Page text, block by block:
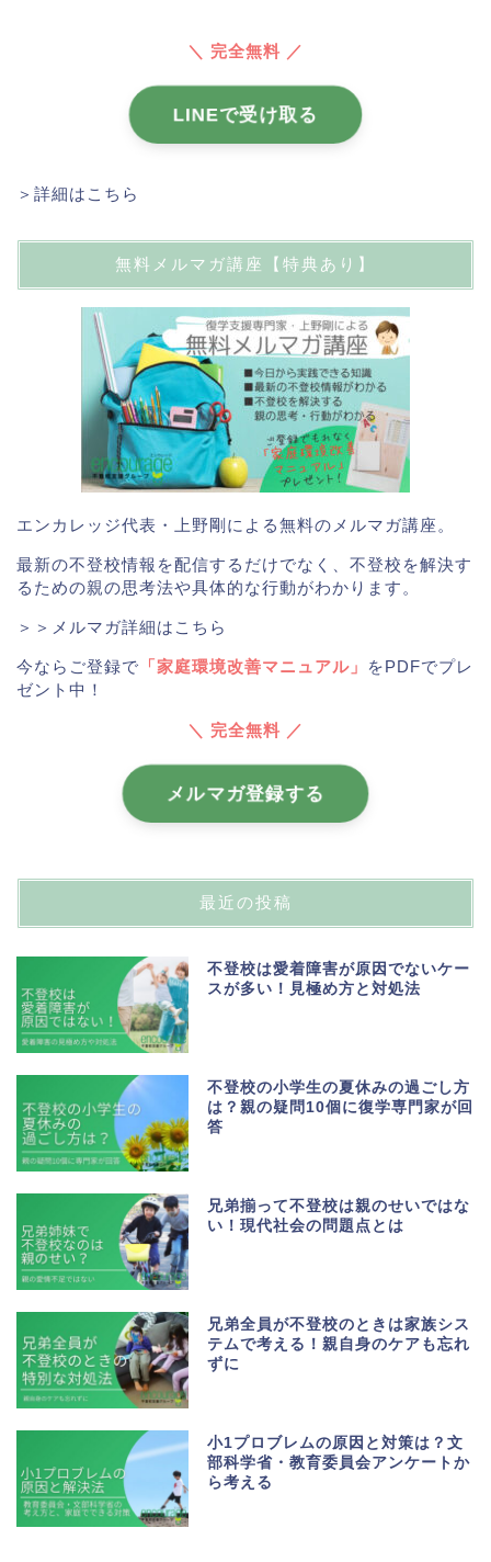
＼ 完全無料 ／
LINEで受け取る
＞詳細はこちら
無料メルマガ講座【特典あり】
エンカレッジ代表・上野剛による無料のメルマガ講座。
最新の不登校情報を配信するだけでなく、不登校を解決す
るための親の思考法や具体的な行動がわかります。
＞＞メルマガ詳細はこちら
今ならご登録で 「家庭環境改善マニュアル」
をPDFでプレ
ゼント中！
＼ 完全無料 ／
メルマガ登録する
最近の投稿
不登校は愛着障害が原因でないケー
スが多い！見極め方と対処法
不登校の小学生の夏休みの過ごし方
は？親の疑問10個に復学専門家が回
答
兄弟揃って不登校は親のせいではな
い！現代社会の問題点とは
兄弟全員が不登校のときは家族シス
テムで考える！親自身のケアも忘れ
ずに
小1プロブレムの原因と対策は？文
部科学省・教育委員会アンケートか
ら考える